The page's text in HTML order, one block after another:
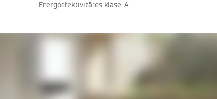
Energoefektivitātes klase: A